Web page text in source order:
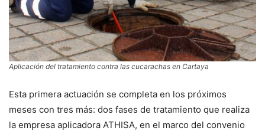
Aplicación del tratamiento contra las cucarachas en Cartaya
Esta primera actuación se completa en los próximos
meses con tres más: dos fases de tratamiento que realiza
la empresa aplicadora ATHISA, en el marco del convenio